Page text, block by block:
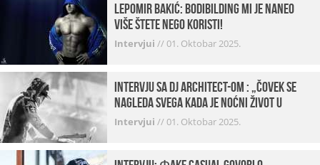
Lepomir Bakić: Bodibilding mi je naneo
više štete nego koristi!
Intervjui //01. Oktobar 2025.
Intervju sa DJ Architect-om : „Čovek se
nagleda svega kada je noćni život u
pitanju. U klubovima najmanje vidim
Intervjui //01. Oktobar 2025.